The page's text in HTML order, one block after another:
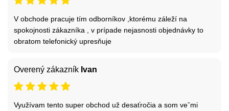
V obchode pracuje tím odborníkov ,ktorému záleží na
spokojnosti zákazníka , v prípade nejasnosti objednávky to
obratom telefonický upresňuje
Overený zákazník Ivan
Využívam tento super obchod už desaťročia a som veˇmi